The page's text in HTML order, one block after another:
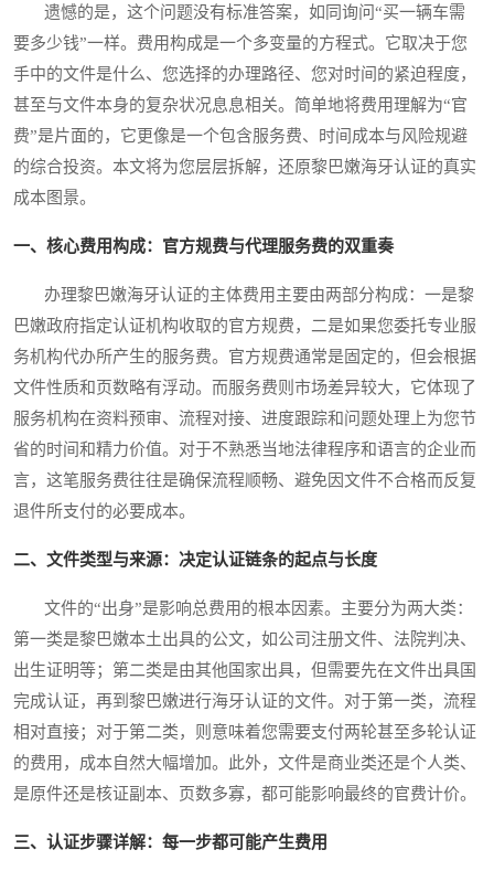
遗憾的是，这个问题没有标准答案，如同询问“买一辆车需
要多少钱”一样。费用构成是一个多变量的方程式。它取决于您
手中的文件是什么、您选择的办理路径、您对时间的紧迫程度，
甚至与文件本身的复杂状况息息相关。简单地将费用理解为“官
费”是片面的，它更像是一个包含服务费、时间成本与风险规避
的综合投资。本文将为您层层拆解，还原黎巴嫩海牙认证的真实
成本图景。
一、核心费用构成：官方规费与代理服务费的双重奏
办理黎巴嫩海牙认证的主体费用主要由两部分构成：一是黎
巴嫩政府指定认证机构收取的官方规费，二是如果您委托专业服
务机构代办所产生的服务费。官方规费通常是固定的，但会根据
文件性质和页数略有浮动。而服务费则市场差异较大，它体现了
服务机构在资料预审、流程对接、进度跟踪和问题处理上为您节
省的时间和精力价值。对于不熟悉当地法律程序和语言的企业而
言，这笔服务费往往是确保流程顺畅、避免因文件不合格而反复
退件所支付的必要成本。
二、文件类型与来源：决定认证链条的起点与长度
文件的“出身”是影响总费用的根本因素。主要分为两大类：
第一类是黎巴嫩本土出具的公文，如公司注册文件、法院判决、
出生证明等；第二类是由其他国家出具，但需要先在文件出具国
完成认证，再到黎巴嫩进行海牙认证的文件。对于第一类，流程
相对直接；对于第二类，则意味着您需要支付两轮甚至多轮认证
的费用，成本自然大幅增加。此外，文件是商业类还是个人类、
是原件还是核证副本、页数多寡，都可能影响最终的官费计价。
三、认证步骤详解：每一步都可能产生费用